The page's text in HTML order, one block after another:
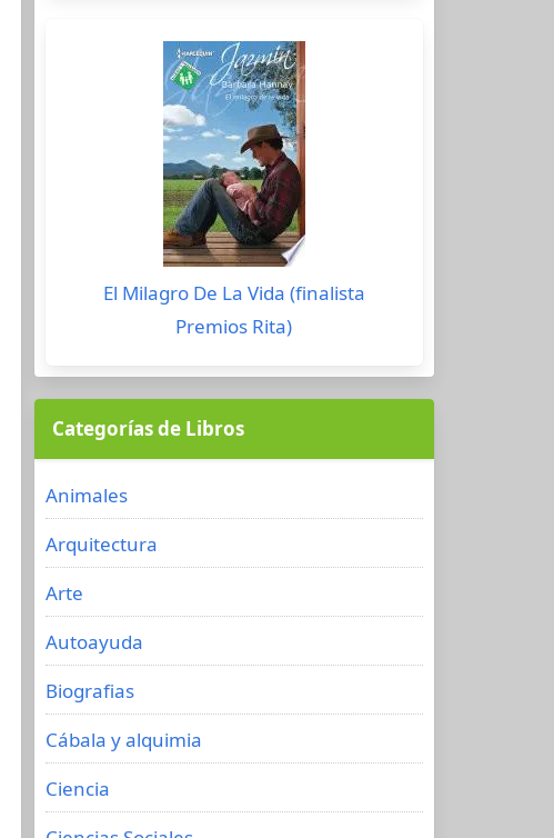
El Milagro De La Vida (finalista
Premios Rita)
Categorías de Libros
Animales
Arquitectura
Arte
Autoayuda
Biografias
Cábala y alquimia
Ciencia